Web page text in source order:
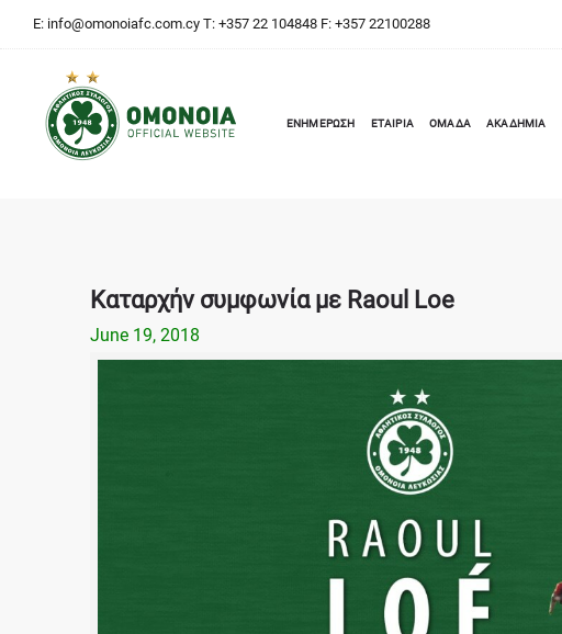
E: info@omonoiafc.com.cy T: +357 22 104848 F: +357 22100288
ΕΝΗΜΕΡΩΣΗ ΕΤΑΙΡΙΑ ΟΜΑΔΑ ΑΚΑΔΗΜΙΑ
Καταρχήν συμφωνία με Raoul Loe
June 19, 2018